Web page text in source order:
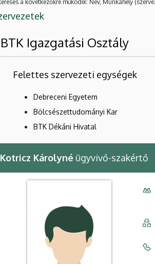
a következőkre működik: Név, Munkahely
BTK Igazgatási Osztály
Felettes szervezeti egységek
Debreceni Egyetem
Bölcsészettudományi Kar
BTK Dékáni Hivatal
Kotricz Károlyné ügyvivő-szakértő